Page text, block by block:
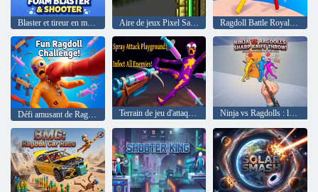
Blaster et tireur en mousse Aire de jeux Pixel Sandbox Ragdoll Battle Royale! Jetez l'ennemi!
Terrain de jeu d'attaque de pulvérisation ! Infectez tous les ennemis ! Ninja vs Ragdolls : lancer de couteau tranchant !